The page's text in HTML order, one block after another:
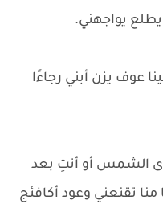
يواجهني.
عوف يزن أبني رجاءًا
ورى الشمس أو أنتِ بعد
تقنعني وعود أكافئج